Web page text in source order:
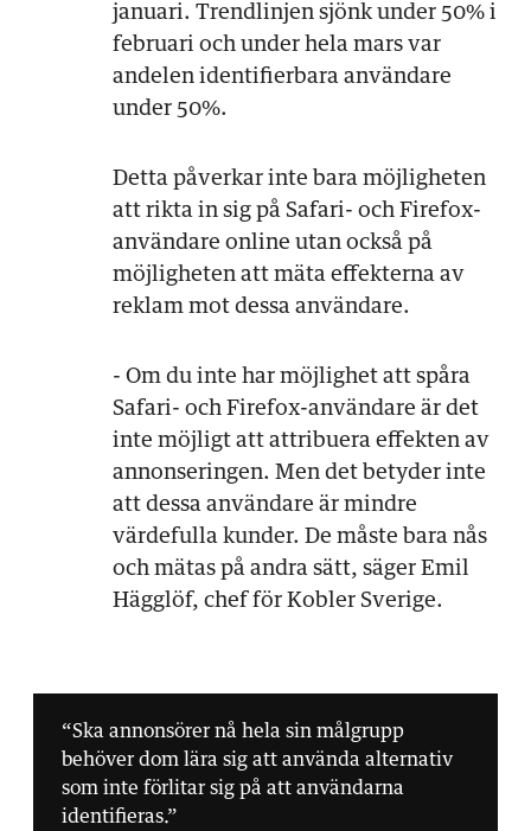
januari. Trendlinjen sjönk under 50% i
februari och under hela mars var
andelen identifierbara användare
under 50%.
Detta påverkar inte bara möjligheten
att rikta in sig på Safari- och Firefox-
användare online utan också på
möjligheten att mäta effekterna av
reklam mot dessa användare.
- Om du inte har möjlighet att spåra
Safari- och Firefox-användare är det
inte möjligt att attribuera effekten av
annonseringen. Men det betyder inte
att dessa användare är mindre
värdefulla kunder. De måste bara nås
och mätas på andra sätt, säger Emil
Hägglöf, chef för Kobler Sverige.
“Ska annonsörer nå hela sin målgrupp
behöver dom lära sig att använda alternativ
som inte förlitar sig på att användarna
identifieras.”